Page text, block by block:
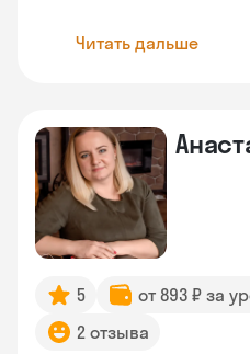
Читать дальше
5 от 893 ₽ за
2 отзыва